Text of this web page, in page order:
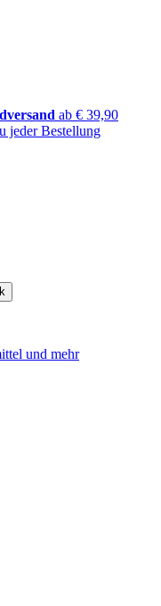
ab € 39,90
jeder Bestellung
und mehr